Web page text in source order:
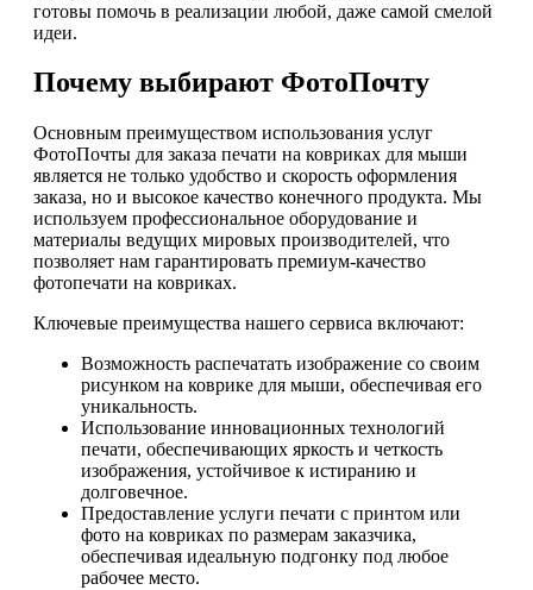
готовы помочь в реализации любой, даже самой смелой
идеи.
Почему выбирают ФотоПочту
Основным преимуществом использования услуг
ФотоПочты для заказа печати на ковриках для мыши
является не только удобство и скорость оформления
заказа, но и высокое качество конечного продукта. Мы
используем профессиональное оборудование и
материалы ведущих мировых производителей, что
позволяет нам гарантировать премиум-качество
фотопечати на ковриках.
Ключевые преимущества нашего сервиса включают:
Возможность распечатать изображение со своим
рисунком на коврике для мыши, обеспечивая его
уникальность.
Использование инновационных технологий
печати, обеспечивающих яркость и четкость
изображения, устойчивое к истиранию и
долговечное.
Предоставление услуги печати с принтом или
фото на ковриках по размерам заказчика,
обеспечивая идеальную подгонку под любое
рабочее место.